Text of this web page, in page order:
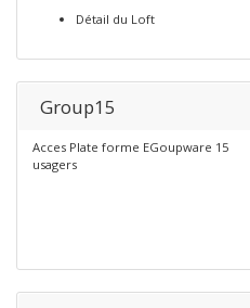
Détail du Loft
Group15
Acces Plate forme EGoupware 15
usagers